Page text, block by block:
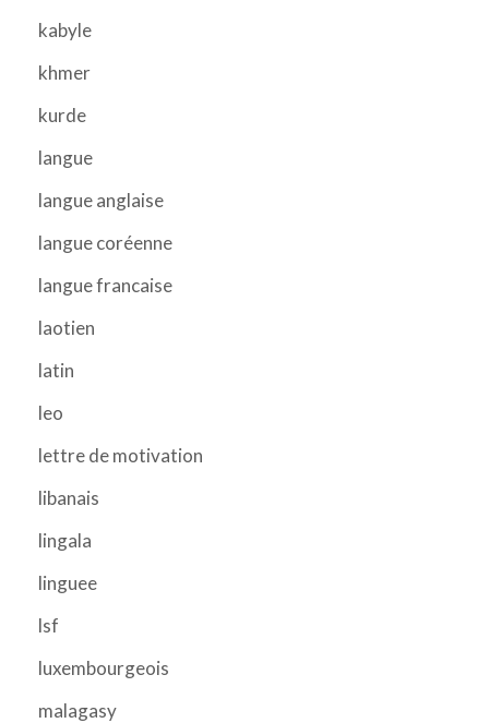
kabyle
khmer
kurde
langue
langue anglaise
langue coréenne
langue francaise
laotien
latin
leo
lettre de motivation
libanais
lingala
linguee
lsf
luxembourgeois
malagasy